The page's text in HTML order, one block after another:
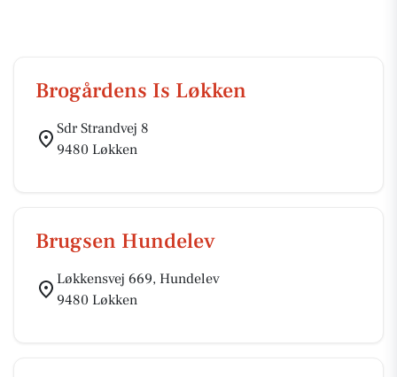
Brogårdens Is Løkken
Sdr Strandvej 8
9480 Løkken
Brugsen Hundelev
Løkkensvej 669, Hundelev
9480 Løkken